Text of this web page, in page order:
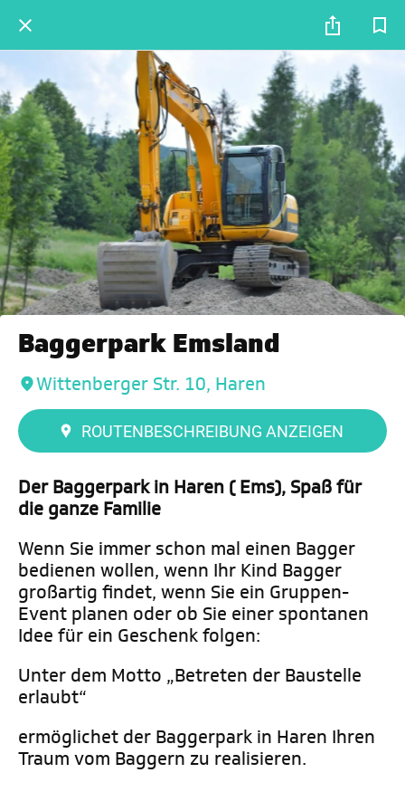
Baggerpark Emsland
Wittenberger Str. 10, Haren
ROUTENBESCHREIBUNG ANZEIGEN
Der Baggerpark in Haren ( Ems), Spaß für
die ganze Familie
Wenn Sie immer schon mal einen Bagger
bedienen wollen, wenn Ihr Kind Bagger
großartig findet, wenn Sie ein Gruppen-
Event planen oder ob Sie einer spontanen
Idee für ein Geschenk folgen:
Unter dem Motto „Betreten der Baustelle
erlaubt“
ermöglichet der Baggerpark in Haren Ihren
Traum vom Baggern zu realisieren.